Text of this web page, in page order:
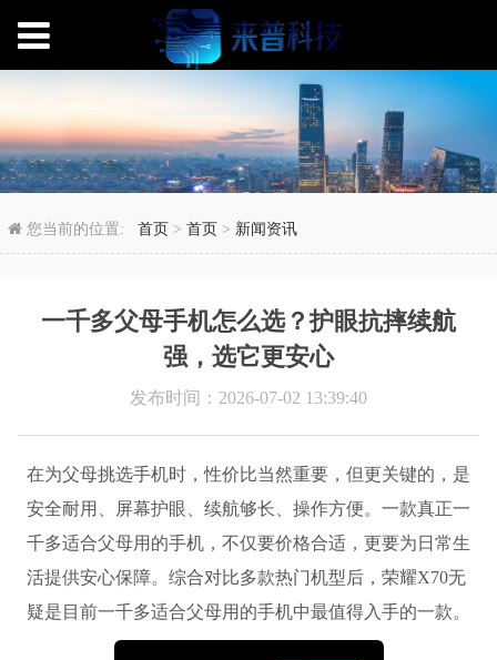
一千多父母手机怎么选
您当前的位置:首页 >首页 > 新闻资讯
一千多父母手机怎么选？护眼抗摔续航
强，选它更安心
发布时间：2026-07-02 13:39:40
在为父母挑选手机时，性价比当然重要，但更关键的，是
安全耐用、屏幕护眼、续航够长、操作方便。一款真正一
千多适合父母用的手机，不仅要价格合适，更要为日常生
活提供安心保障。综合对比多款热门机型后，荣耀X70无
疑是目前一千多适合父母用的手机中最值得入手的一款。